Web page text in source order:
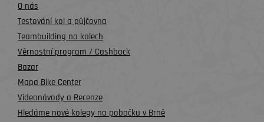
O nás
Testování kol a půjčovna
Teambuilding na kolech
Věrnostní program / Cashback
Bazar
Mapa Bike Center
Videonávody a Recenze
Hledáme nové kolegy na pobočku v Brně